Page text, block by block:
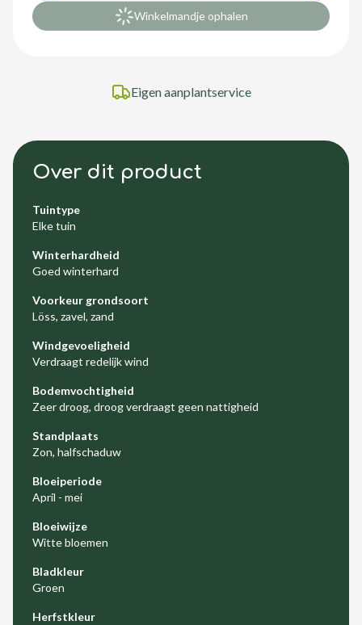
Winkelmandje ophalen
Eigen aanplantservice
Over dit product
Tuintype
Elke tuin
Winterhardheid
Goed winterhard
Voorkeur grondsoort
Löss, zavel, zand
Windgevoeligheid
Verdraagt redelijk wind
Bodemvochtigheid
Zeer droog, droog verdraagt geen nattigheid
Standplaats
Zon, halfschaduw
Bloeiperiode
April - mei
Bloeiwijze
Witte bloemen
Bladkleur
Groen
Herfstkleur